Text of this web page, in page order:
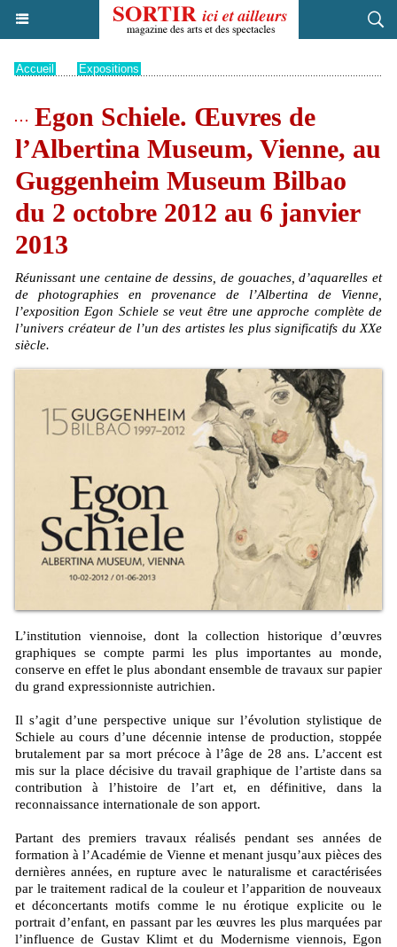
Accueil Expositions
Egon Schiele. Œuvres de
l’Albertina Museum, Vienne, au
Guggenheim Museum Bilbao
du 2 octobre 2012 au 6 janvier
2013
Réunissant une centaine de dessins, de gouaches, d’aquarelles et
de photographies en provenance de l’Albertina de Vienne,
l’exposition Egon Schiele se veut être une approche complète de
l’univers créateur de l’un des artistes les plus significatifs du XXe
siècle.
L’institution viennoise, dont la collection historique d’œuvres
graphiques se compte parmi les plus importantes au monde,
conserve en effet le plus abondant ensemble de travaux sur papier
du grand expressionniste autrichien.
Il s’agit d’une perspective unique sur l’évolution stylistique de
Schiele au cours d’une décennie intense de production, stoppée
brutalement par sa mort précoce à l’âge de 28 ans. L’accent est
mis sur la place décisive du travail graphique de l’artiste dans sa
contribution à l’histoire de l’art et, en définitive, dans la
reconnaissance internationale de son apport.
Partant des premiers travaux réalisés pendant ses années de
formation à l’Académie de Vienne et menant jusqu’aux pièces des
dernières années, en rupture avec le naturalisme et caractérisées
par le traitement radical de la couleur et l’apparition de nouveaux
et déconcertants motifs comme le nu érotique explicite ou le
portrait d’enfant, en passant par les œuvres les plus marquées par
l’influence de Gustav Klimt et du Modernisme viennois, Egon